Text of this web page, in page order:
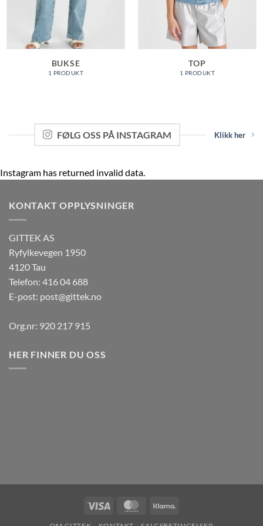
BUKSE
1 PRODUKT
TOP
1 PRODUKT
FØLG OSS PÅ INSTAGRAM Klikk her
Instagram has returned invalid data.
KONTAKT OPPLYSNINGER
GITTEK AS
Ryfylkevegen 1950
4120 Tau
Telefon: 416 04 688
E-post: post@gittek.no
Org.nr: 920 217 915
HER FINNER DU OSS
Visa MasterCard